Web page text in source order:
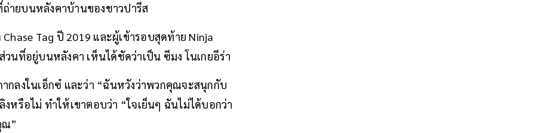
ายบนหลังคาบ้านของชาวปารีส
Tag ปี 2019 และผู้เข้ารอบสุดท้าย Ninja
วนที่อยู่บนหลังคา เห็นได้ชัดว่าเป็น ซีมง โนเกยอีร่า
กลงในเอ็กซ๋ และว่า “ฉันหวังว่าพวกคุณจะสนุกกับ
หรือไม่ ทำให้เขาตอบว่า “ใจเย็นๆ ฉันไม่ได้บอกว่า
ณ”